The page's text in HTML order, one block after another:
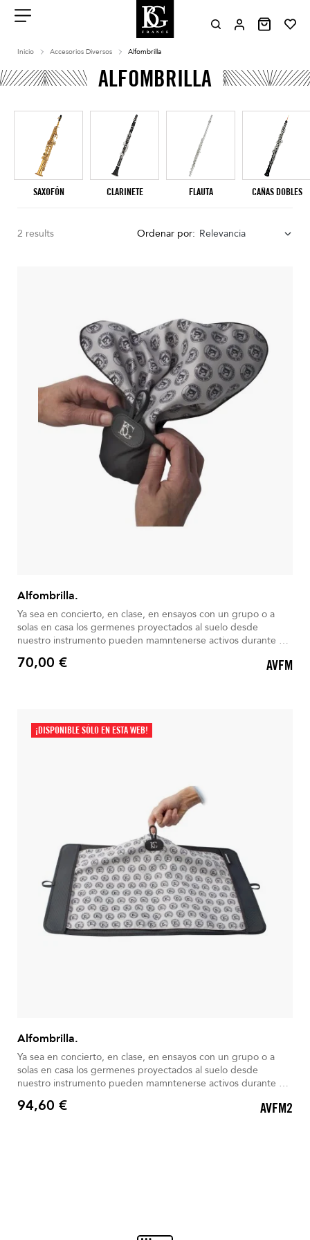
contenu
Inicio Accesorios Diversos Alfombrilla
ALFOMBRILLA
SAXOFÓN CLARINETE FLAUTA CAÑAS DOBLES
2 results Ordenar por: Relevancia
Alfombrilla.
Ya sea en concierto, en clase, en ensayos con un grupo o a
solas en casa los germenes proyectados al suelo desde
nuestro instrumento pueden mamntenerse activos durante 4
las precauciones.
Precio
70,00 € AVFM
¡DISPONIBLE SÓLO EN ESTA WEB!
Alfombrilla.
Ya sea en concierto, en clase, en ensayos con un grupo o a
solas en casa los germenes proyectados al suelo desde
nuestro instrumento pueden mamntenerse activos durante 4
las precauciones.
Precio
94,60 € AVFM2